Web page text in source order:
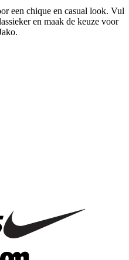
een chique en casual look. Vul
en maak de keuze voor